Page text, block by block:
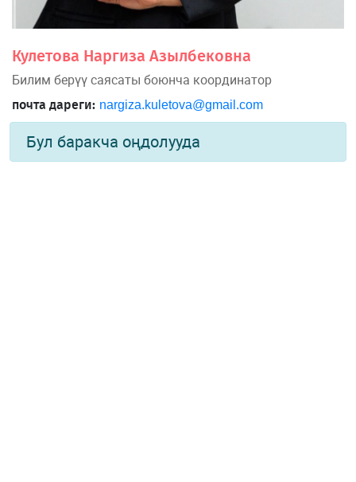
Кулетова Наргиза Азылбековна
Билим берүү саясаты боюнча координатор
почта дареги: nargiza.kuletova@gmail.com
Бул баракча оңдолууда